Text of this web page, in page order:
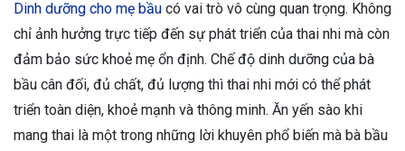
Dinh dưỡng cho mẹ bầu có vai trò vô cùng quan trọng. Không
chỉ ảnh hưởng trực tiếp đến sự phát triển của thai nhi mà còn
đảm bảo sức khoẻ mẹ ổn định. Chế độ dinh dưỡng của bà
bầu cân đối, đủ chất, đủ lượng thì thai nhi mới có thể phát
triển toàn diện, khoẻ mạnh và thông minh. Ăn yến sào khi
mang thai là một trong những lời khuyên phổ biến mà bà bầu